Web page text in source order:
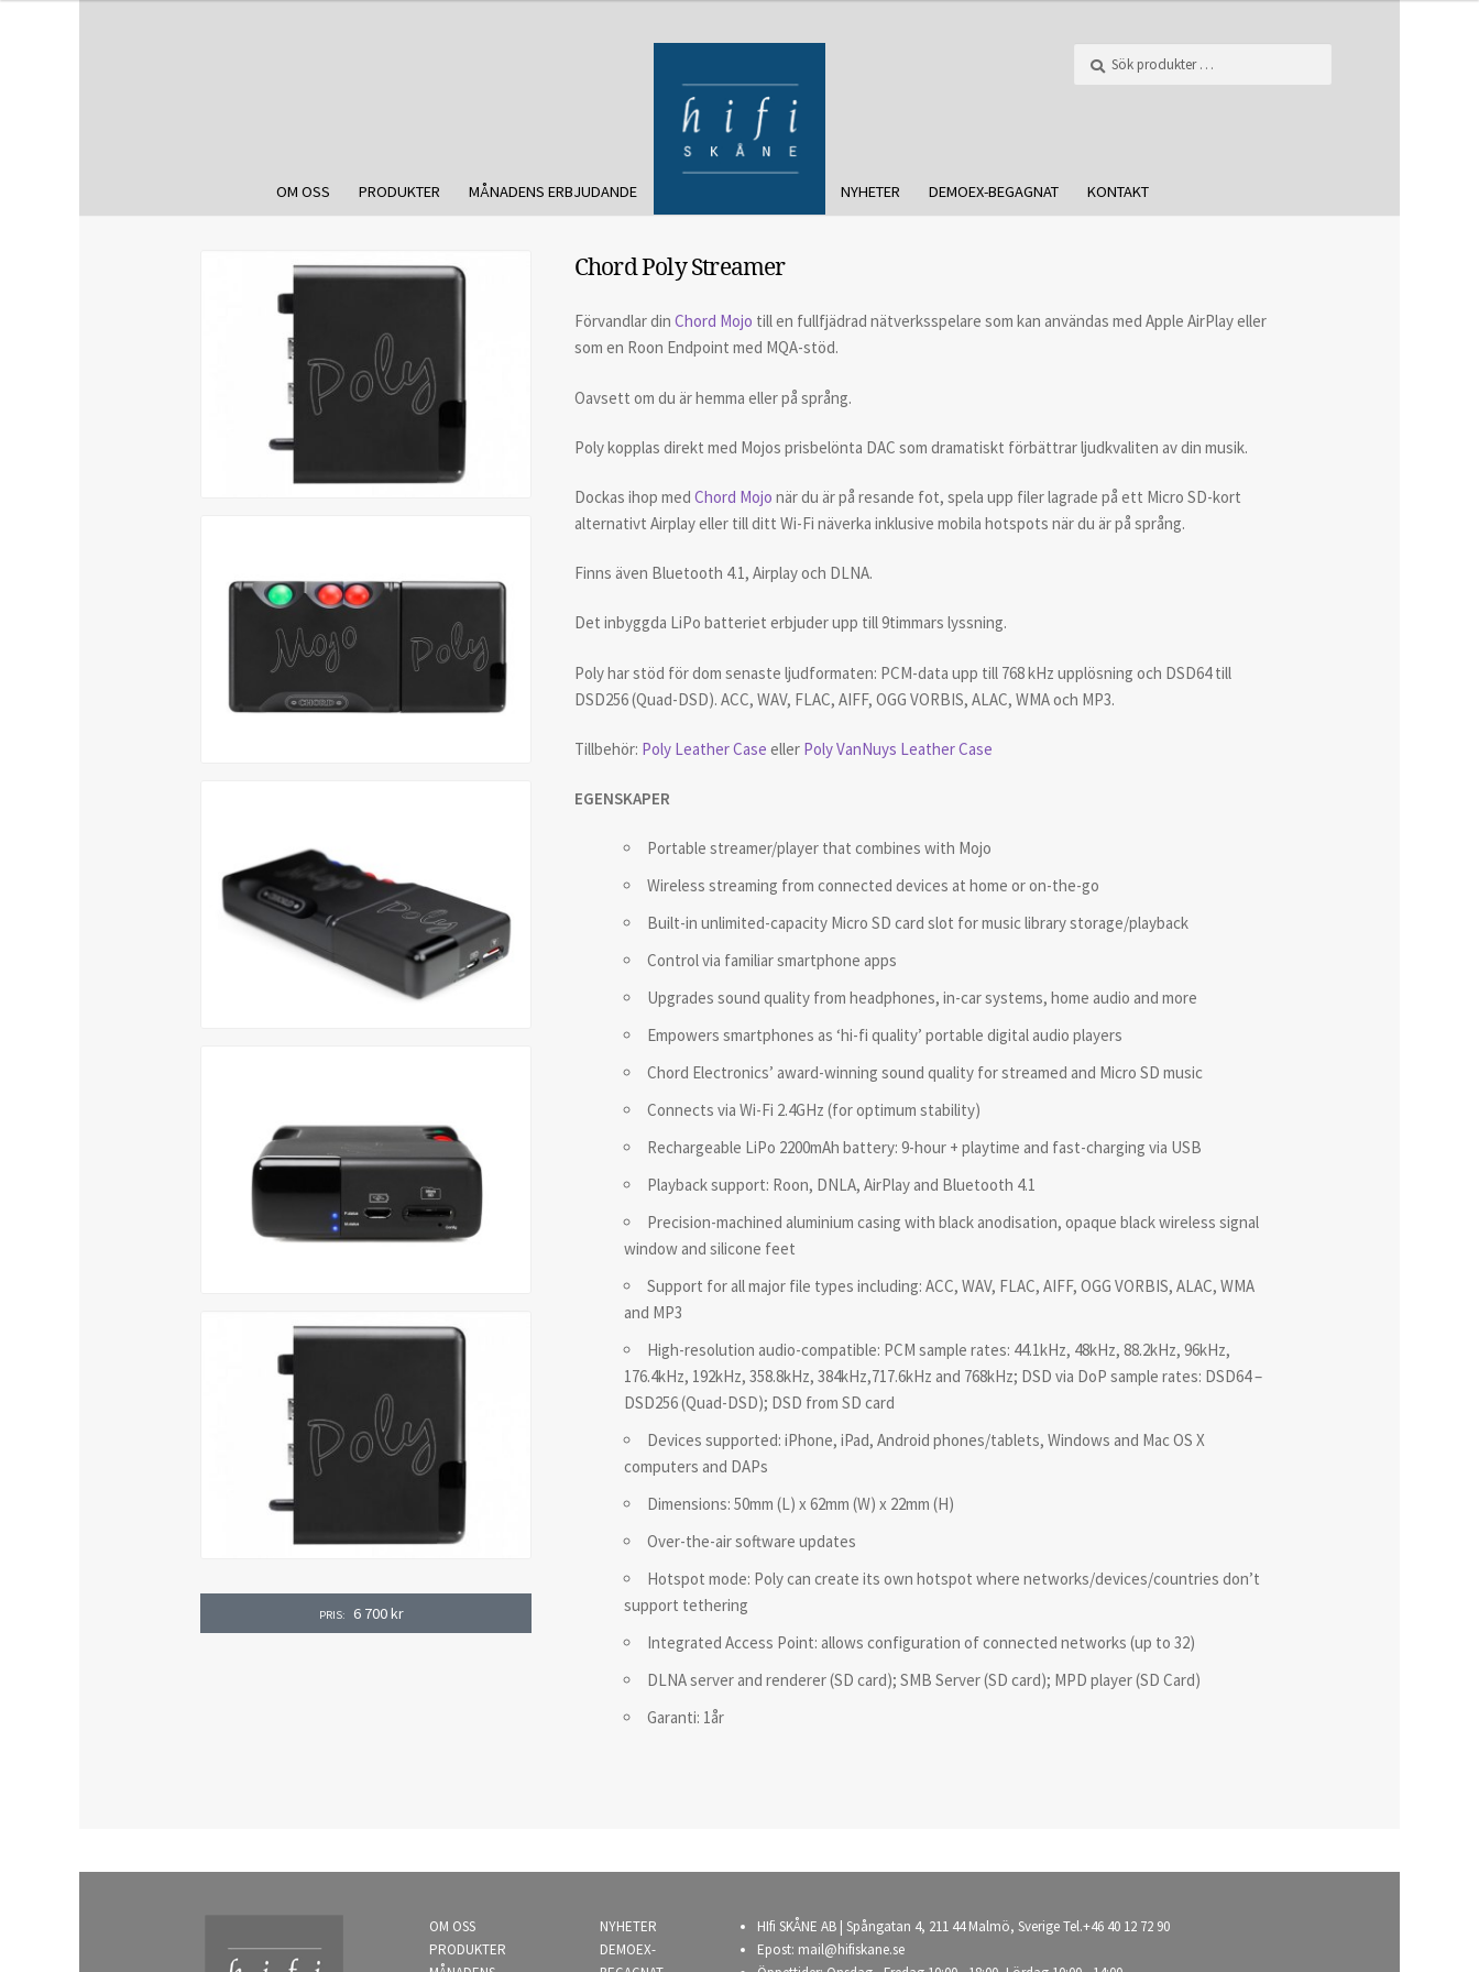
OM OSS PRODUKTER MÅNADENS ERBJUDANDE NYHETER DEMOEX-BEGAGNAT KONTAKT
PRIS: 6 700kr
Chord Poly Streamer
Förvandlar din Chord Mojo till en fullfjädrad nätverksspelare som kan användas med Apple AirPlay eller
som en Roon Endpoint med MQA-stöd.
Oavsett om du är hemma eller på språng.
Poly kopplas direkt med Mojos prisbelönta DAC som dramatiskt förbättrar ljudkvaliten av din musik.
Dockas ihop med Chord Mojo när du är på resande fot, spela upp filer lagrade på ett Micro SD-kort
alternativt Airplay eller till ditt Wi-Fi näverka inklusive mobila hotspots när du är på språng.
Finns även Bluetooth 4.1, Airplay och DLNA.
Det inbyggda LiPo batteriet erbjuder upp till 9timmars lyssning.
Poly har stöd för dom senaste ljudformaten: PCM-data upp till 768 kHz upplösning och DSD64 till
DSD256 (Quad-DSD). ACC, WAV, FLAC, AIFF, OGG VORBIS, ALAC, WMA och MP3.
Tillbehör: Poly Leather Case eller Poly VanNuys Leather Case
EGENSKAPER
Portable streamer/player that combines with Mojo
Wireless streaming from connected devices at home or on-the-go
Built-in unlimited-capacity Micro SD card slot for music library storage/playback
Control via familiar smartphone apps
Upgrades sound quality from headphones, in-car systems, home audio and more
Empowers smartphones as ‘hi-fi quality’ portable digital audio players
Chord Electronics’ award-winning sound quality for streamed and Micro SD music
Connects via Wi-Fi 2.4GHz (for optimum stability)
Rechargeable LiPo 2200mAh battery: 9-hour + playtime and fast-charging via USB
Playback support: Roon, DNLA, AirPlay and Bluetooth 4.1
Precision-machined aluminium casing with black anodisation, opaque black wireless signal
window and silicone feet
Support for all major file types including: ACC, WAV, FLAC, AIFF, OGG VORBIS, ALAC, WMA
and MP3
High-resolution audio-compatible: PCM sample rates: 44.1kHz, 48kHz, 88.2kHz, 96kHz,
176.4kHz, 192kHz, 358.8kHz, 384kHz,717.6kHz and 768kHz; DSD via DoP sample rates: DSD64 –
DSD256 (Quad-DSD); DSD from SD card
Devices supported: iPhone, iPad, Android phones/tablets, Windows and Mac OS X
computers and DAPs
Dimensions: 50mm (L) x 62mm (W) x 22mm (H)
Over-the-air software updates
Hotspot mode: Poly can create its own hotspot where networks/devices/countries don’t
support tethering
Integrated Access Point: allows configuration of connected networks (up to 32)
DLNA server and renderer (SD card); SMB Server (SD card); MPD player (SD Card)
Garanti: 1år
OM OSS
PRODUKTER
NYHETER
DEMOEX-
HIfi SKÅNE AB | Spångatan 4, 211 44 Malmö, Sverige Tel.+46 40 12 72 90
Epost: mail@hifiskane.se